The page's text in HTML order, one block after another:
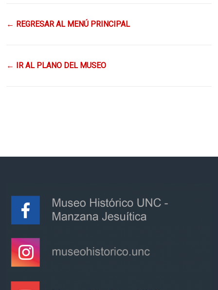
← REGRESAR AL MENÚ PRINCIPAL
← IR AL PLANO DEL MUSEO